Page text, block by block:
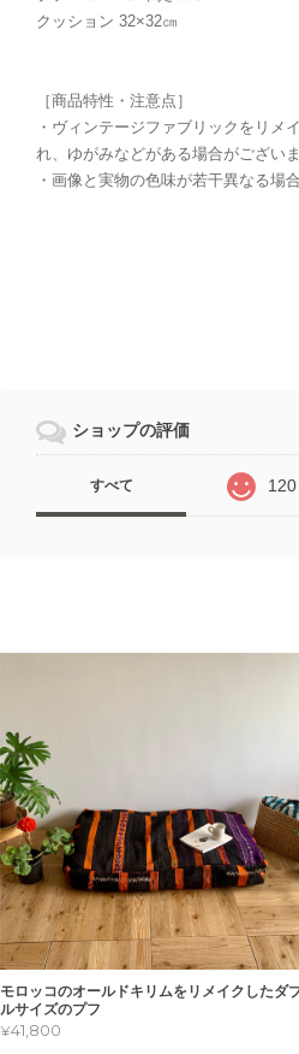
クッション 32×32㎝
［商品特性・注意点］
・ヴィンテージファブリックをリメ
れ、ゆがみなどがある場合がございま
・画像と実物の色味が若干異なる場
ショップの評価
すべて 120
モロッコのオールドキリムをリメイクしたダ
ルサイズのプフ
¥41,800